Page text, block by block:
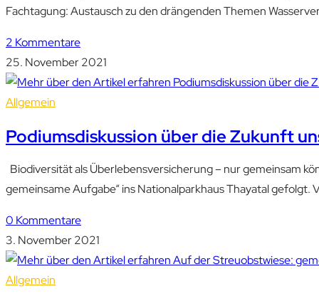
Fachtagung: Austausch zu den drängenden Themen
2 Kommentare
25. November 2021
Allgemein
Podiumsdiskussion über die Zukunft
Biodiversität als Überlebensversicherung – nur gemeinsam
gemeinsame Aufgabe“ ins Nationalparkhaus Thayatal gefolgt.
0 Kommentare
3. November 2021
Allgemein